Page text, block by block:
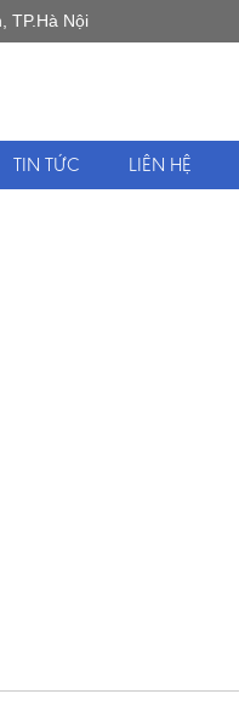
TP.Hà Nội
TIN TỨC LIÊN HỆ